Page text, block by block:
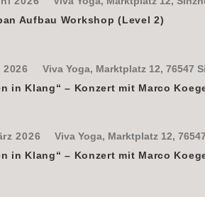
Aufbau Workshop (Level 2)
2026
Viva Yoga, Marktplatz 12, 76547
in Klang“ – Konzert mit Marco
2026
Viva Yoga, Marktplatz 12,
in Klang“ – Konzert mit Marco